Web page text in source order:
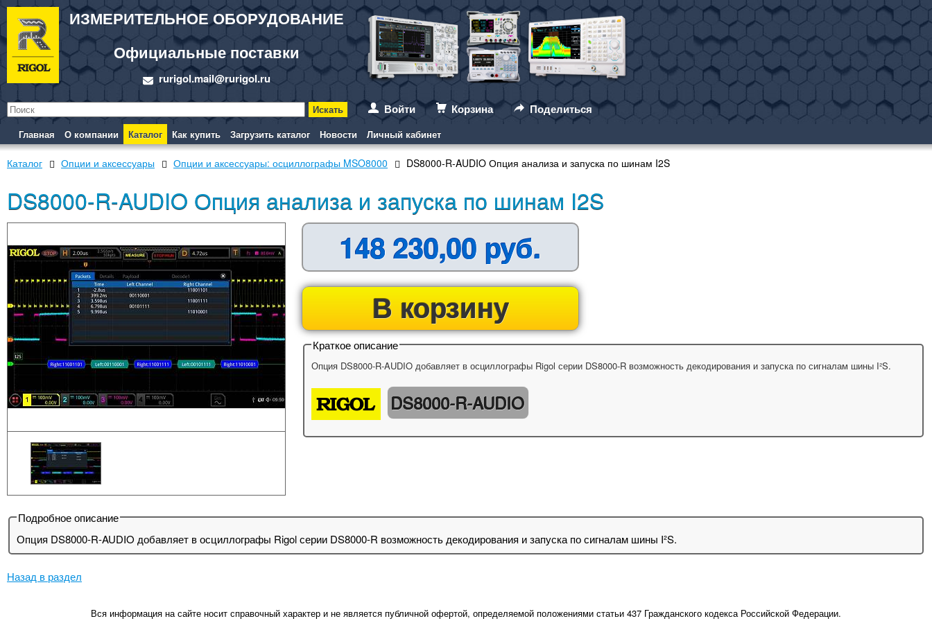
ИЗМЕРИТЕЛЬНОЕ ОБОРУДОВАНИЕ
Официальные поставки
rurigol.mail@rurigol.ru
Войти
Корзина Поделиться
Главная О компании Каталог Как купить Загрузить каталог Новости Личный кабинет
Каталог Опции и аксессуары Опции и аксессуары: осциллографы MSO8000 DS8000-R-AUDIO Опция анализа и запуска по шинам I2S
DS8000-R-AUDIO Опция анализа и запуска по шинам I2S
148 230,00 руб.
В корзину
Краткое описание
Опция DS8000-R-AUDIO добавляет в осциллографы Rigol серии DS8000-R возможность декодирования и запуска по сигналам шины I²S.
DS8000-R-AUDIO
Подробное описание
Опция DS8000-R-AUDIO добавляет в осциллографы Rigol серии DS8000-R возможность декодирования и запуска по сигналам шины I²S.
Назад в раздел
Вся информация на сайте носит справочный характер и не является публичной офертой, определяемой положениями статьи 437 Гражданского кодекса Российской Федерации.